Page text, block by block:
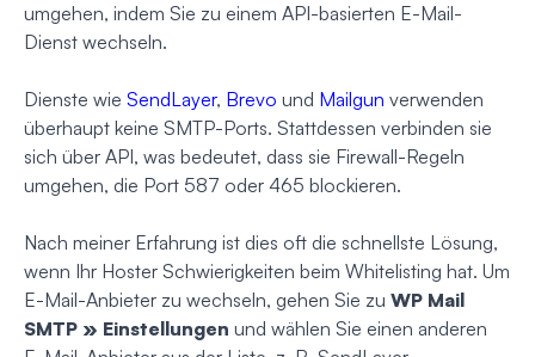
umgehen, indem Sie zu einem API-basierten E-Mail-
Dienst wechseln.
Dienste wie SendLayer, Brevo und Mailgun verwenden
überhaupt keine SMTP-Ports. Stattdessen verbinden sie
sich über API, was bedeutet, dass sie Firewall-Regeln
umgehen, die Port 587 oder 465 blockieren.
Nach meiner Erfahrung ist dies oft die schnellste Lösung,
wenn Ihr Hoster Schwierigkeiten beim Whitelisting hat. Um
E-Mail-Anbieter zu wechseln, gehen Sie zu WP Mail
SMTP » Einstellungen und wählen Sie einen anderen